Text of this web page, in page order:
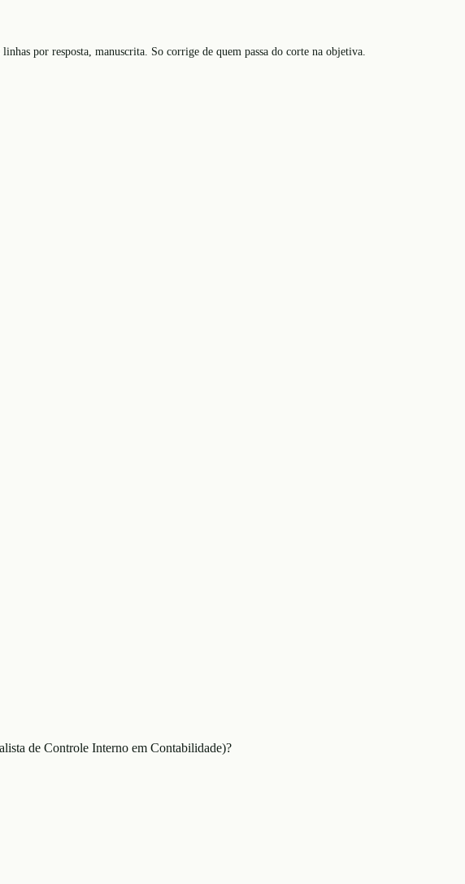
por resposta, manuscrita. So corrige de quem passa do corte na objetiva.
de Controle Interno em Contabilidade)?